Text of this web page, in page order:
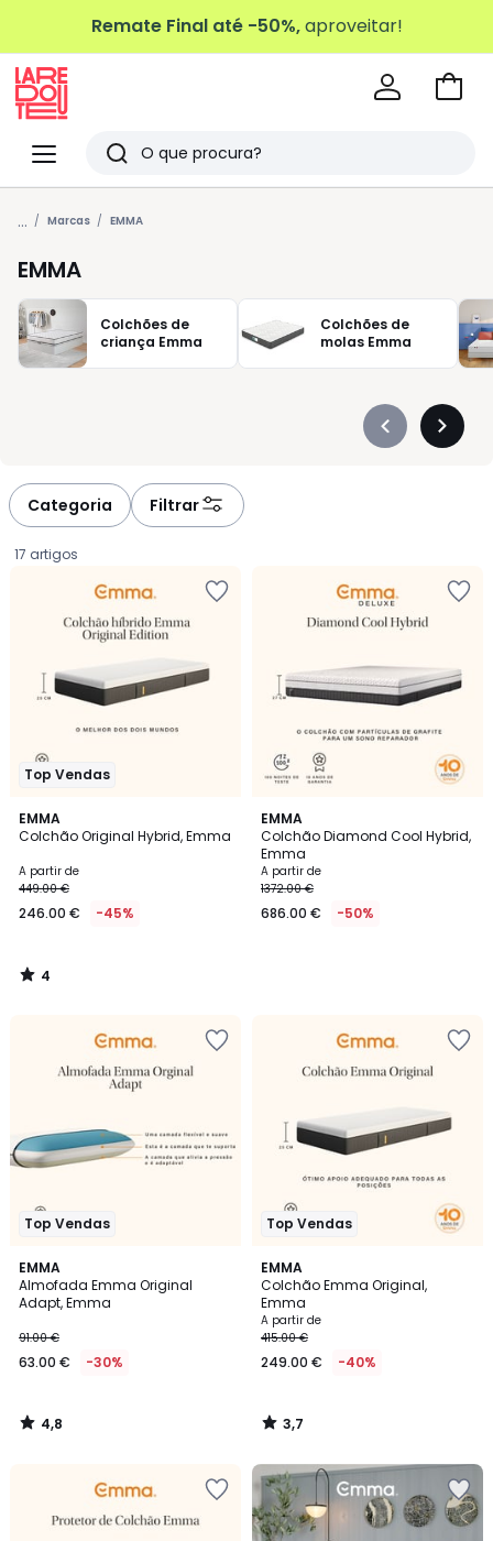
Remate Final até -50%,aproveitar!
Menu
Redoute
Pesquisar
Últimos
artigos
vistos
Ir
... Marcas EMMA
EMMA
Colchões de
criança Emma
Colchões de
molas Emma
Précédent
Categoria Filtrar
17 artigos
Top Vendas
EMMA
Colchão Original Hybrid, Emma
Preço
a
partir
246.00
€
449.00
de
desconto
A partir de
449.00 €
246.00 € -45%
4
/
4
/
EMMA
Colchão Diamond Cool Hybrid,
Emma
A partir de
1372.00 €
686.00 € -50%
Top Vendas
EMMA
Almofada Emma Original
Adapt, Emma
91.00 €
63.00 € -30%
4,8
/ 5
4,8
/
Top Vendas
EMMA
Colchão Emma Original,
Emma
A partir de
415.00 €
249.00 € -40%
3,7
/ 5
3,7
/